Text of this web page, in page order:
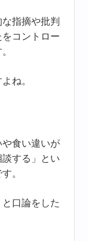
指摘や批判
コントロー
ね。
や食い違いが
する」とい
。
口論をした